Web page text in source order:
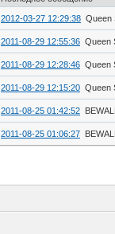
2012-03-27 12:29:38 Queen
2011-08-29 12:55:36 Queen
2011-08-29 12:28:46 Queen
2011-08-29 12:15:20 Queen
2011-08-25 01:42:52
2011-08-25 01:06:27